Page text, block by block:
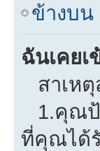
ข้างบน
ฉันเคย
สาเห
1.คุณป้
ที่คุณได้